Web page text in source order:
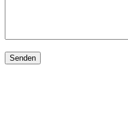
Bitte lasse dieses Feld leer.